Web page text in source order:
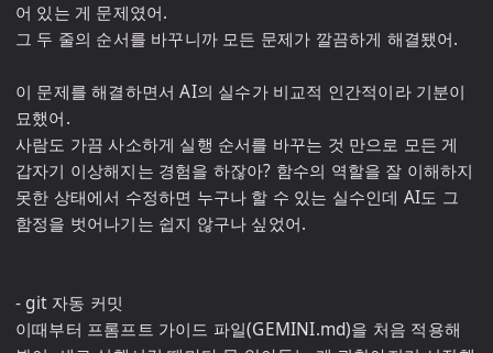
어 있는 게 문제였어.
그 두 줄의 순서를 바꾸니까 모든 문제가 깔끔하게 해결됐어.
이 문제를 해결하면서 AI의 실수가 비교적 인간적이라 기분이
묘했어.
사람도 가끔 사소하게 실행 순서를 바꾸는 것 만으로 모든 게
갑자기 이상해지는 경험을 하잖아? 함수의 역할을 잘 이해하지
못한 상태에서 수정하면 누구나 할 수 있는 실수인데 AI도 그
함정을 벗어나기는 쉽지 않구나 싶었어.
- git 자동 커밋
이때부터 프롬프트 가이드 파일(GEMINI.md)을 처음 적용해